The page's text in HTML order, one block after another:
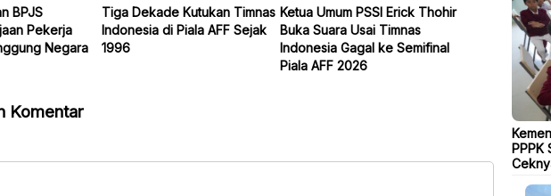
BPJS
Pekerja
Negara
Tiga Dekade Kutukan Timnas
Indonesia di Piala AFF Sejak
1996
Ketua Umum PSSI Erick Thohir
Buka Suara Usai Timnas
Indonesia Gagal ke Semifinal
Piala AFF 2026
Komentar
PPPK